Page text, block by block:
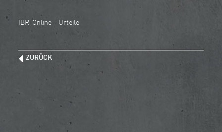
IBR-Online - Urteile
ZURÜCK